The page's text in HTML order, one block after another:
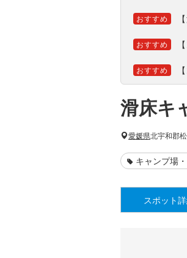
おすすめ
おすすめ
おすすめ
滑床キ
愛媛県北宇和郡
キャンプ場
スポット